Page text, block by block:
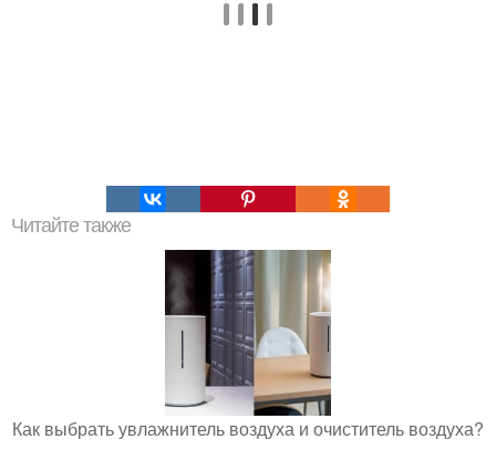
Читайте также
Как выбрать увлажнитель воздуха и очиститель воздуха?